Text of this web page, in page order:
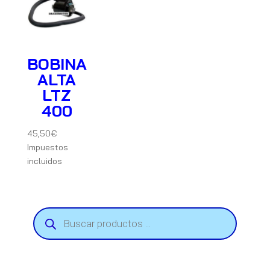
BOBINA
ALTA
LTZ
400
45,50€
Impuestos
incluidos
Búsqueda
de
productos